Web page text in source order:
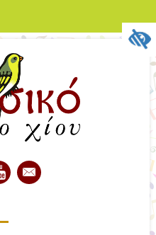
διεύθυνση